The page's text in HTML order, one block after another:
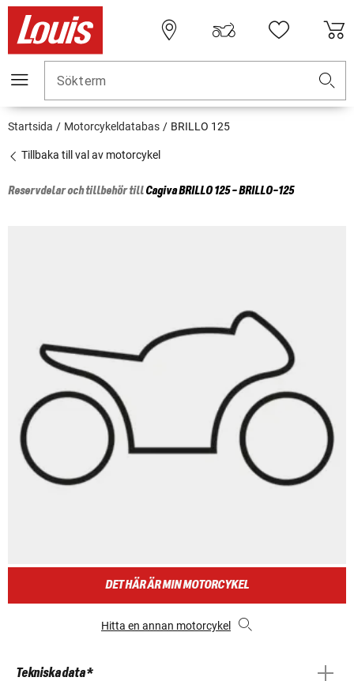
Sökterm
Startsida Motorcykeldatabas BRILLO 125
Tillbaka till val av motorcykel
Reservdelar och tillbehör tillCagivaBRILLO 125 - BRILLO-125
DET HÄR ÄR MIN MOTORCYKEL
Hitta en annan motorcykel
Tekniska data *